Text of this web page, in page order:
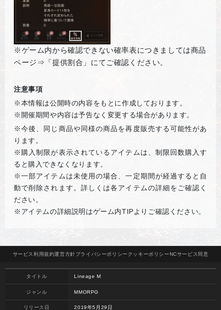
※ゲーム内から確認できない確率表につきましては商品
ページ⇒「提供割合」にてご確認ください。
注意事項
※本情報は公開時の内容をもとに作成しております。
※開催期間や内容は予告なく変更する場合があります。
※今後、同じ商品や同様の商品を再度販売する可能性があ
ります。
※購入制限が表示されているアイテムは、制限回数購入す
ると購入できなくなります。
※一部アイテムは未使用の場合、一定期間が経過すると自
動で削除されます。詳しくは各アイテムの詳細をご確認く
ださい。
※アイテムの詳細説明はゲーム内TIPよりご確認ください。
サービス 利用規約運営方針プライバシーポリシー クッキーポリシーNCサービス 同意
タイトル Lineage M
ジャンル MMORPG
リリース日 2019年5月29日